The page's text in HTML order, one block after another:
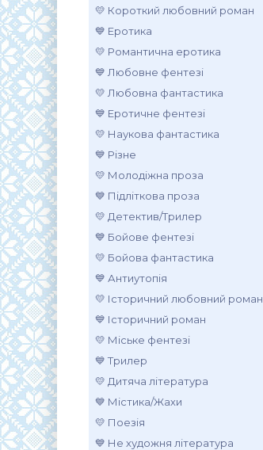
💛 Короткий любовний роман
💙 Еротика
💛 Романтична еротика
💙 Любовне фентезі
💛 Любовна фантастика
💙 Еротичне фентезі
💛 Наукова фантастика
💙 Різне
💛 Молодіжна проза
💙 Підліткова проза
💛 Детектив/Трилер
💙 Бойове фентезі
💛 Бойова фантастика
💙 Антиутопія
💛 Історичний любовний роман
💙 Історичний роман
💛 Міське фентезі
💙 Трилер
💛 Дитяча література
💙 Містика/Жахи
💛 Поезія
💙 Не художня література